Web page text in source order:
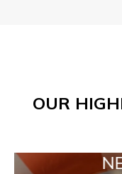
OUR
NEW IN